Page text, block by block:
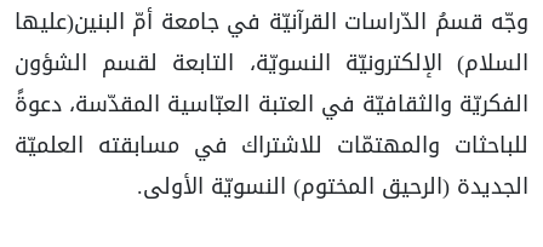
وجّه قسمُ الدّراسات القرآنيّة في جامعة أمّ البنين(عليها
السلام) الإلكترونيّة النسويّة، التابعة لقسم الشؤون
الفكريّة والثقافيّة في العتبة العبّاسية المقدّسة، دعوةً
للباحثات والمهتمّات للاشتراك في مسابقته العلميّة
الجديدة (الرحيق المختوم) النسويّة الأولى.